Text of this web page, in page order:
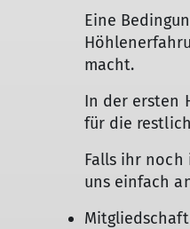
Eine
macht.
In der ersten
für die
Falls ihr
uns einfach